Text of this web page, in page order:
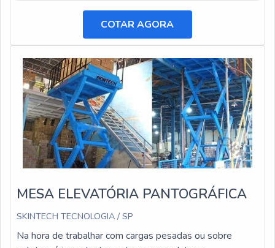
COTAR AGORA
MESA ELEVATÓRIA PANTOGRÁFICA
SKINTECH TECNOLOGIA / SP
Na hora de trabalhar com cargas pesadas ou sobre